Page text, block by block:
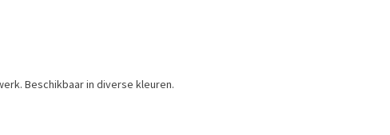
Beschikbaar in diverse kleuren.